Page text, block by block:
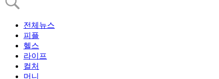
전체뉴스
피플
헬스
라이프
컬처
머니